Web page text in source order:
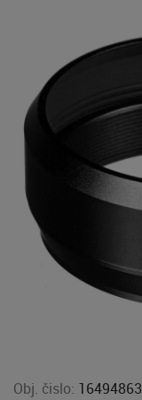
Obj. čislo: 16494863